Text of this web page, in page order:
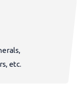
etc.